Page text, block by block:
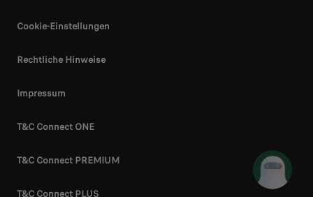
Cookie-Einstellungen
Rechtliche Hinweise
Impressum
T&C Connect ONE
T&C Connect PREMIUM
T&C Connect PLUS